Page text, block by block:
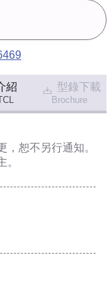
紹 型錄下載
Brochure
，恕不另行通知。
。